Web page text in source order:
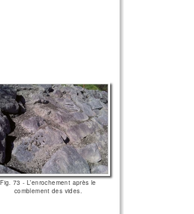
Fig. 73 - L’enrochement après le
comblement des vides.